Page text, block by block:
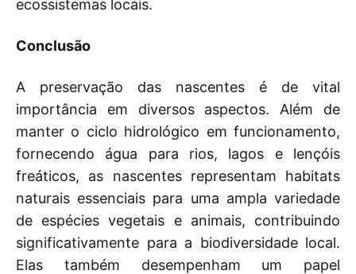
ecossistemas locais.
Conclusão
A preservação das nascentes é de vital
importância em diversos aspectos. Além de
manter o ciclo hidrológico em funcionamento,
fornecendo água para rios, lagos e lençóis
freáticos, as nascentes representam habitats
naturais essenciais para uma ampla variedade
de espécies vegetais e animais, contribuindo
significativamente para a biodiversidade local.
Elas também desempenham um papel